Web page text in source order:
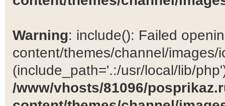
Warning: include(): Failed
content/themes/channel/images/
(include_path='.:/usr/local/lib/
/www/vhosts/81096/